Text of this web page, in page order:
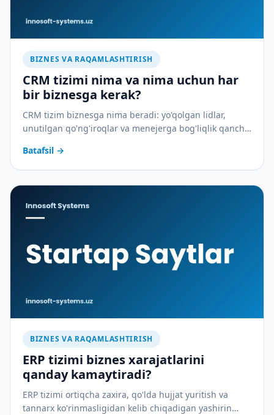
BIZNES VA RAQAMLASHTIRISH
CRM tizimi nima va nima uchun har
bir biznesga kerak?
CRM tizim biznesga nima beradi: yo'qolgan lidlar,
unutilgan qo'ng'iroqlar va menejerga bog'liqlik qancha
Batafsil →
BIZNES VA RAQAMLASHTIRISH
ERP tizimi biznes xarajatlarini
qanday kamaytiradi?
ERP tizimi ortiqcha zaxira, qo'lda hujjat yuritish va
tannarx ko'rinmasligidan kelib chiqadigan yashirin